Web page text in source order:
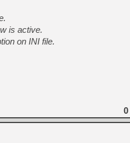
is active.
on INI file.
0